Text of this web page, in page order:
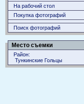
На рабочий стол
Покупка фотографий
Поиск фотографий
Место съемки
Район:
Тункинские Гольцы